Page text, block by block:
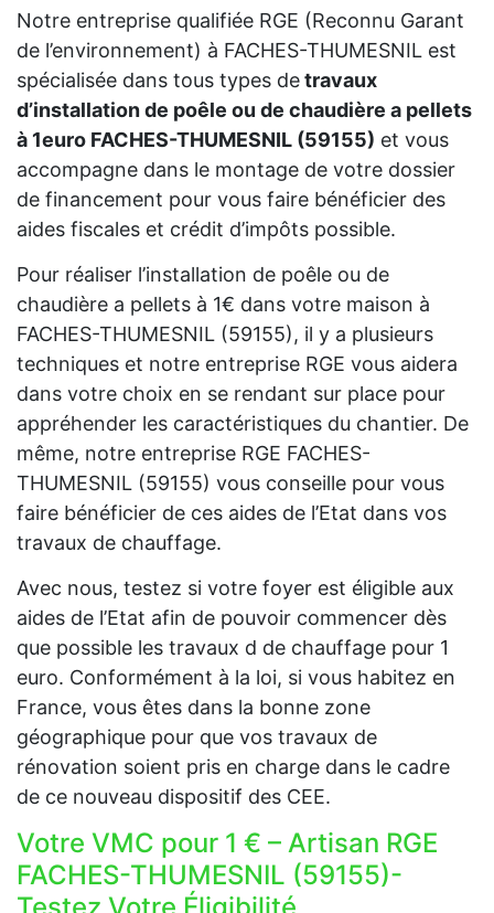
Notre entreprise qualifiée RGE (Reconnu Garant
de l’environnement) à FACHES-THUMESNIL est
spécialisée dans tous types detravaux
d’installation de poêle ou de chaudière a pellets
à 1euro FACHES-THUMESNIL (59155) et vous
accompagne dans le montage de votre dossier
de financement pour vous faire bénéficier des
aides fiscales et crédit d’impôts possible.
Pour réaliser l’installation de poêle ou de
chaudière a pellets à 1€ dans votre maison à
FACHES-THUMESNIL (59155), il y a plusieurs
techniques et notre entreprise RGE vous aidera
dans votre choix en se rendant sur place pour
appréhender les caractéristiques du chantier. De
même, notre entreprise RGE FACHES-
THUMESNIL (59155) vous conseille pour vous
faire bénéficier de ces aides de l’Etat dans vos
travaux de chauffage.
Avec nous, testez si votre foyer est éligible aux
aides de l’Etat afin de pouvoir commencer dès
que possible les travaux d de chauffage pour 1
euro. Conformément à la loi, si vous habitez en
France, vous êtes dans la bonne zone
géographique pour que vos travaux de
rénovation soient pris en charge dans le cadre
de ce nouveau dispositif des CEE.
Votre VMC pour 1 € – Artisan RGE
FACHES-THUMESNIL (59155)-